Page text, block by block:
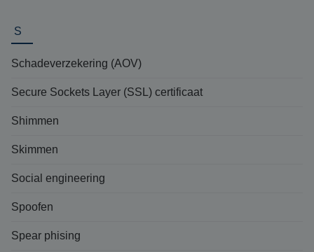
S
Schadeverzekering (AOV)
Secure Sockets Layer (SSL) certificaat
Shimmen
Skimmen
Social engineering
Spoofen
Spear phising